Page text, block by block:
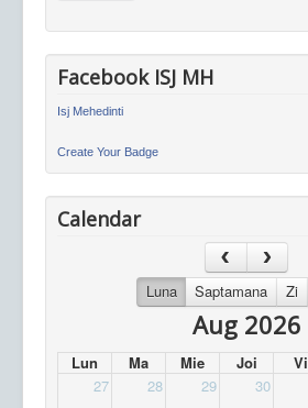
Facebook ISJ MH
Isj Mehedinti
Create Your Badge
Calendar
Luna Saptamana Zi
Aug 2026
Lun Ma Mie Joi Vi
27
28 29 30